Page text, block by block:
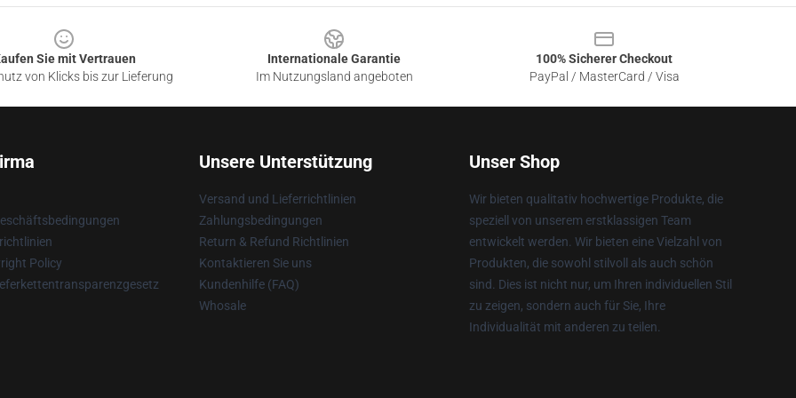
Sie mit Vertrauen
von Klicks bis zur Lieferung
Internationale Garantie
Im Nutzungsland angeboten
100% Sicherer Checkout
PayPal / MasterCard / Visa
Policy
Unsere Unterstützung
Versand und Lieferrichtlinien
Zahlungsbedingungen
Return & Refund Richtlinien
Kontaktieren Sie uns
Kundenhilfe (FAQ)
Whosale
Unser Shop
Wir bieten qualitativ hochwertige Produkte, die
speziell von unserem erstklassigen Team
entwickelt werden. Wir bieten eine Vielzahl von
Produkten, die sowohl stilvoll als auch schön
sind. Dies ist nicht nur, um Ihren individuellen Stil
zu zeigen, sondern auch für Sie, Ihre
Individualität mit anderen zu teilen.